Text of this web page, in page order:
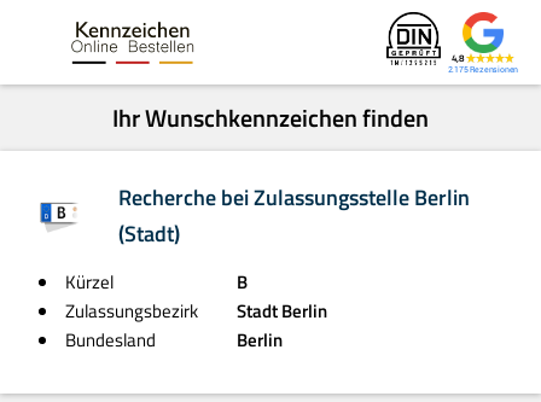
4,8
2.175
Ihr Wunschkennzeichen finden
Recherche bei Zulassungsstelle Berlin
(Stadt)
Kürzel
B
Zulassungsbezirk
Stadt Berlin
Bundesland
Berlin